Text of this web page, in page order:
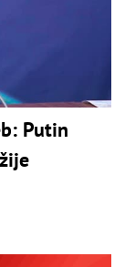
Putin